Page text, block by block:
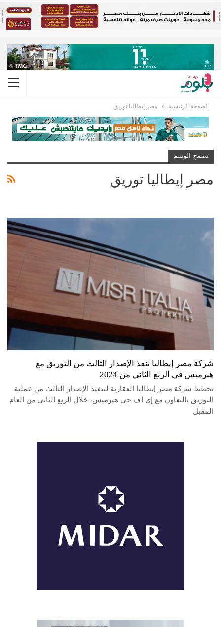
الصفحة الرئيسية مصر إيطاليا توريق
تصفح الوسم
مصر إيطاليا توريق
شركة مصر إيطاليا تنفذ الإصدار الثالث من التوريق مع
هيرميس في الربع الثاني من 2024
تخطط شركة مصر إيطاليا العقارية لتنفيذ الإصدار الثالث من عملية
التوريق بالتعاون مع إي اف جي هيرميس، خلال الربع الثاني من العام
المقبل